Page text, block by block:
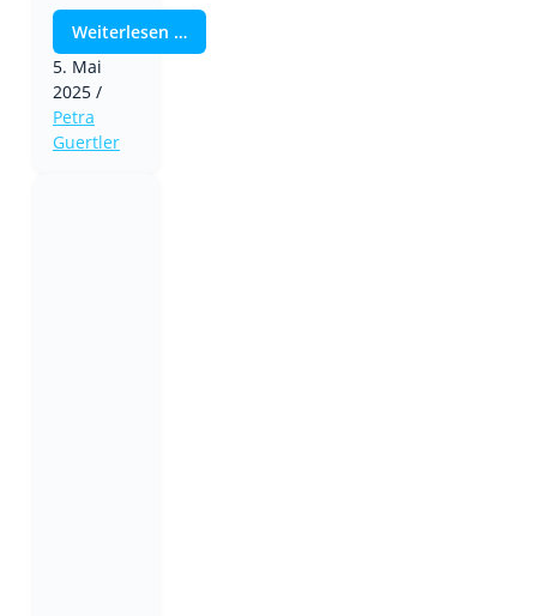
Weiterlesen …
5. Mai
2025 /
Petra
Guertler